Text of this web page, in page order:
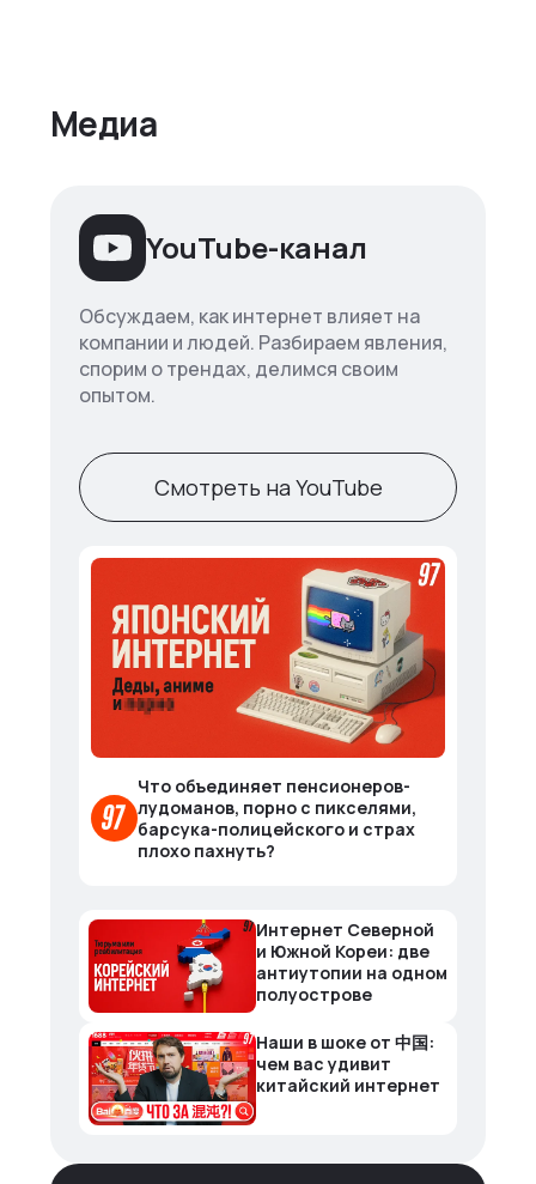
Медиа
YouTube-канал
Обсуждаем, как интернет влияет на
компании и людей. Разбираем явления,
спорим о трендах, делимся своим
опытом.
Смотреть на YouTube
Что объединяет пенсионеров-
лудоманов, порно с пикселями,
барсука-полицейского и страх
плохо пахнуть?
Интернет Северной
и Южной Кореи: две
антиутопии на одном
полуострове
Наши в шоке от 中国:
чем вас удивит
китайский интернет